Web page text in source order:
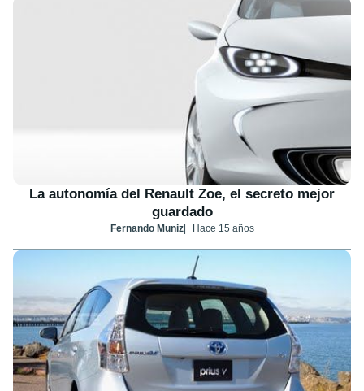
La autonomía del Renault Zoe, el secreto mejor
guardado
Fernando Muniz Hace 15 años